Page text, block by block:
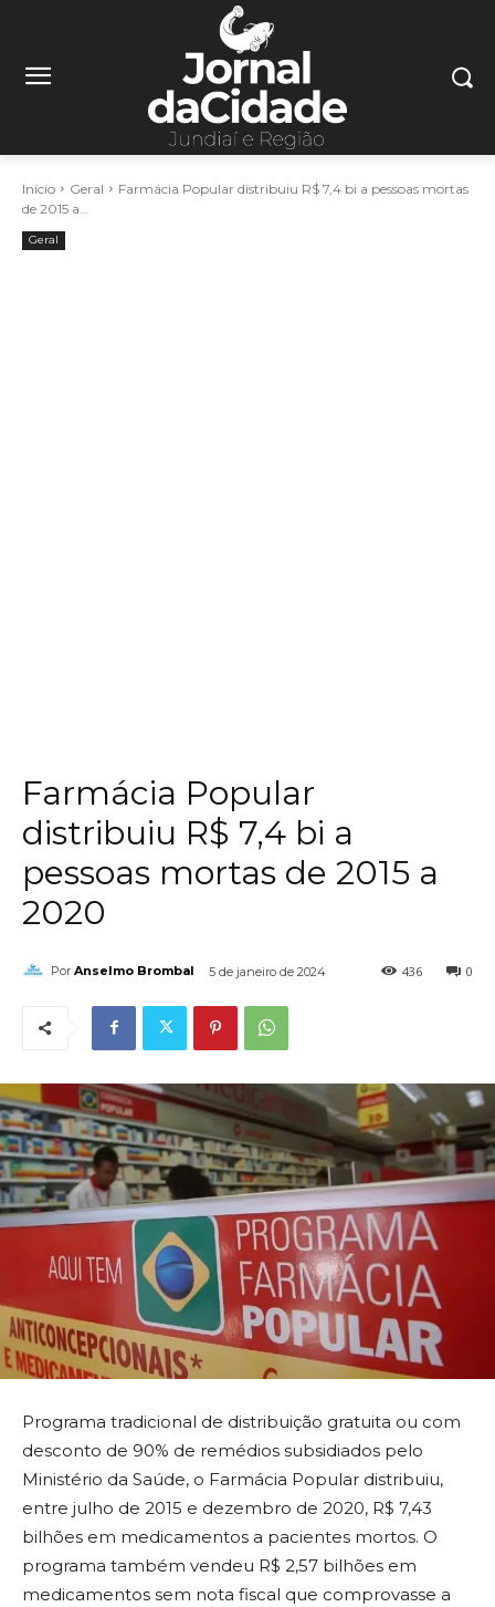
Início Geral
Farmácia Popular distribuiu R$ 7,4 bi a pessoas mortas
de 2015 a...
Geral
Farmácia Popular
distribuiu R$ 7,4 bi a
pessoas mortas de 2015 a
2020
Por Anselmo Brombal 5 de janeiro de 2024 0
436
Programa tradicional de distribuição gratuita ou com
desconto de 90% de remédios subsidiados pelo
Ministério da Saúde, o Farmácia Popular distribuiu,
entre julho de 2015 e dezembro de 2020, R$ 7,43
bilhões em medicamentos a pacientes mortos. O
programa também vendeu R$ 2,57 bilhões em
medicamentos sem nota fiscal que comprovasse a